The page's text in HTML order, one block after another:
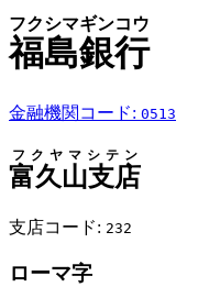
福島銀行
フクシマギンコウ
金融機関コード: 0513
富久山支店
フクヤマシテン
支店コード: 232
ローマ字